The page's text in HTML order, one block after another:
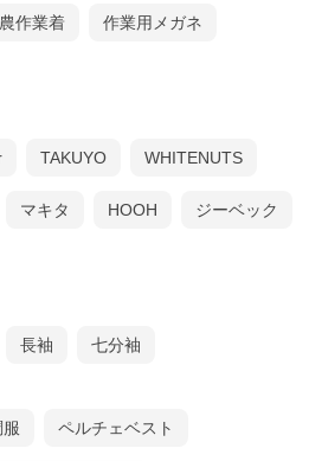
ェア・ファン・バッテリーなどをご
ださい。他社製品との組み合わせに
農作業着 作業用メガネ
TAKUYO WHITENUTS
マキタ HOOH ジーベック
長袖 七分袖
ペルチェベスト